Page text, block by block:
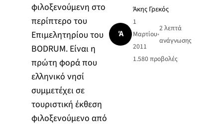
φιλοξενoύμενη στο
περίπτερο του
Επιμελητηρίου του
BODRUM. Είναι η
πρώτη φορά που
ελληνικό νησί
συμμετέχει σε
τουριστική έκθεση
φιλοξενούμενο από
Ά
Άκης Γρεκός
1
Μαρτίου
2011
•
2 λεπτά
ανάγνωσης
1.580προβολές